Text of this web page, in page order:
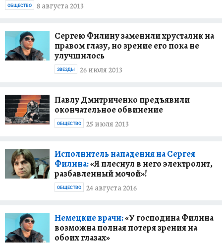
8 августа 2013
ОБЩЕСТВО
Сергею Филину заменили хрусталик на
правом глазу, но зрение его пока не
улучшилось
26 июля 2013
ЗВЕЗДЫ
Павлу Дмитриченко предъявили
окончательное обвинение
25 июля 2013
ОБЩЕСТВО
Исполнитель нападения на Сергея
Филина:«Я плеснул в него электролит,
разбавленный мочой»!
24 августа 2016
ОБЩЕСТВО
Немецкие врачи:«У господина Филина
возможна полная потеря зрения на
обоих глазах»